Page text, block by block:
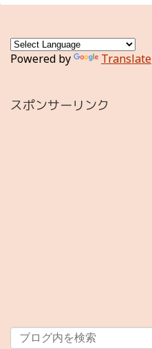
Powered by Translate
スポンサーリンク